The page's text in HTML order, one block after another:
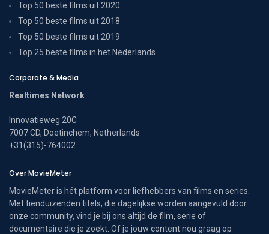
Top 50 beste films uit 2020
Top 50 beste films uit 2018
Top 50 beste films uit 2019
Top 25 beste films in het Nederlands
Corporate & Media
Realtimes Network
Innovatieweg 20C
7007 CD, Doetinchem, Netherlands
+31(315)-764002
Over MovieMeter
MovieMeter is hét platform voor liefhebbers van films en series.
Met tienduizenden titels, die dagelijkse worden aangevuld door
onze community, vind je bij ons altijd de film, serie of
documentaire die je zoekt. Of je jouw content nou graag op